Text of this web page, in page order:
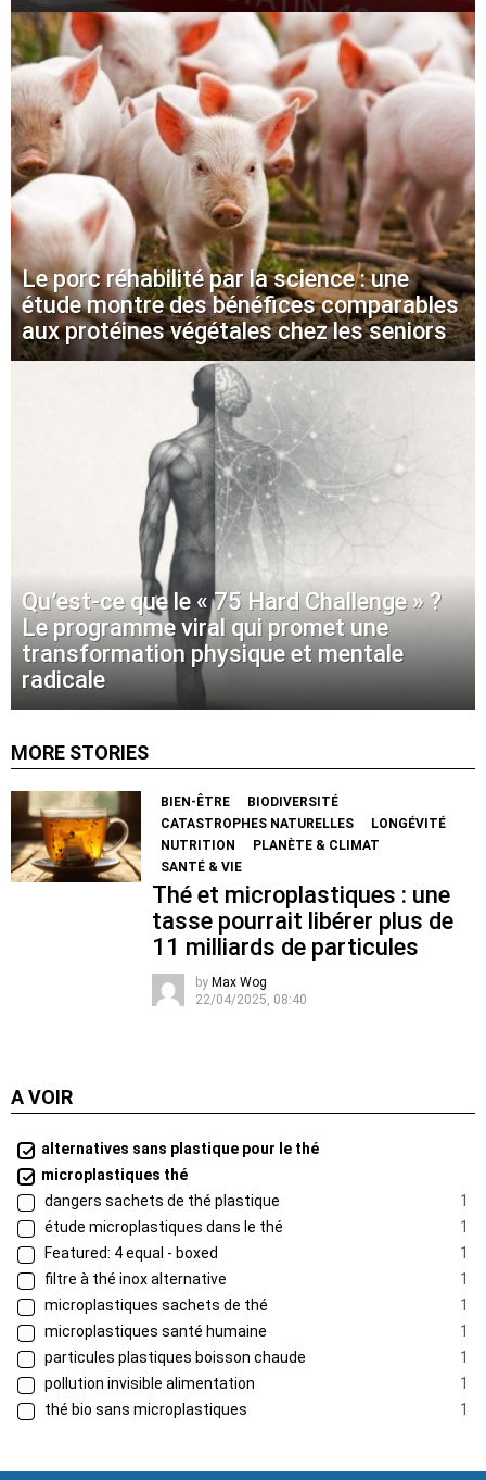
Le porc réhabilité par la science : une
étude montre des bénéfices comparables
aux protéines végétales chez les seniors
Qu’est-ce que le « 75 Hard Challenge » ?
Le programme viral qui promet une
transformation physique et mentale
radicale
MORE STORIES
BIEN-ÊTRE
BIODIVERSITÉ
CATASTROPHES NATURELLES
LONGÉVITÉ
NUTRITION
PLANÈTE & CLIMAT
SANTÉ & VIE
Thé et microplastiques : une
tasse pourrait libérer plus de
11 milliards de particules
by Max Wog
22/04/2025, 08:40
A VOIR
alternatives sans plastique pour le thé
microplastiques thé
dangers sachets de thé plastique
1
étude microplastiques dans le thé
1
Featured: 4 equal - boxed
1
filtre à thé inox alternative
1
microplastiques sachets de thé
1
microplastiques santé humaine
1
particules plastiques boisson chaude
1
pollution invisible alimentation
1
thé bio sans microplastiques
1